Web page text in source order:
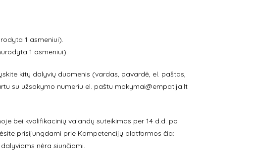
1 asmeniui).
1 asmeniui).
kitų dalyvių duomenis (vardas, pavardė, el. paštas,
su užsakymo numeriu el. paštu mokymai@empatija.lt
bei kvalifikacinių valandų suteikimas per 14 d.d. po
prisijungdami prie Kompetencijų platformos čia:
nėra siunčiami.